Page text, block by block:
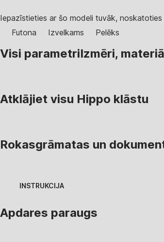
Iepazīstieties ar šo modeli tuvāk,
Futona
Izvelkams Pelēks
Visi parametriIzmēri,
Atklājiet visu Hippo klāstu
Rokasgrāmatas un
INSTRUKCIJA
Apdares paraugs